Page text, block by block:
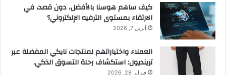
كيف ساهم هوسنا بالأفضل، دون قصد، في
الارتقاء بمستوى الترفيه الإلكتروني؟
أبريل 7, 2026
العملاء واختياراتهم لمنتجات نايكي المفضلة عبر
ترينديول: استكشاف رحلة التسوق الذكي.
فبراير 28, 2026